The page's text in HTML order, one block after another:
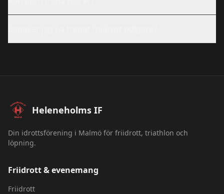
Sidfot – Heleneholms IF
Heleneholms IF
Din idrottsförening i Malmö för friidrott, triathlon och
löpning.
Friidrott & evenemang
Friidrott